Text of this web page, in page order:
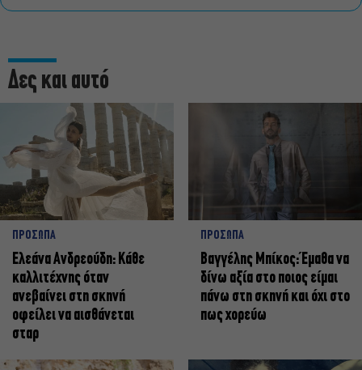
Δες και αυτό
ΠΡΟΣΩΠΑ
Ελεάνα Ανδρεούδη: Κάθε
καλλιτέχνης όταν
ανεβαίνει στη σκηνή
οφείλει να αισθάνεται
σταρ
ΠΡΟΣΩΠΑ
Βαγγέλης Μπίκος: Έμαθα να
δίνω αξία στο ποιος είμαι
πάνω στη σκηνή και όχι στο
πως χορεύω